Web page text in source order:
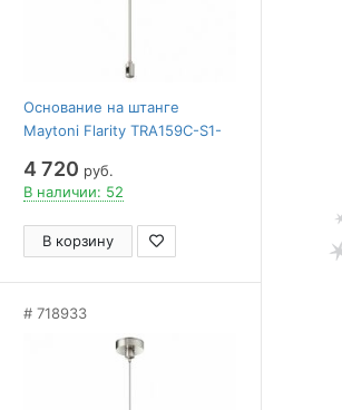
Основание на штанге
Maytoni Flarity TRA159C-S1-
4 720 руб.
В наличии: 52
В корзину
718933